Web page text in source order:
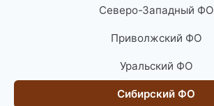
Северо-Западный ФО
Приволжский ФО
Уральский ФО
Сибирский ФО